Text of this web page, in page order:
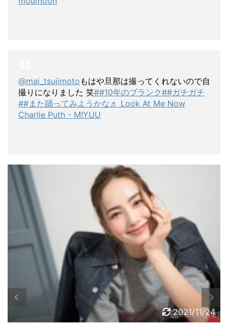
@mai_tsujimoto もはや旦那は撮ってくれないので自
撮りになりました 笑##10年のブランク##ガチガチ
##また踊ってみようかな♬ Look At Me Now
Charlie Puth - M!YUU
2021/11/24